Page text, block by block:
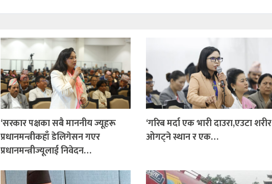
‘सरकार पक्षका सबै माननीय ज्यूहरू
प्रधानमन्त्रीकहाँ डेलिगेसन गएर
प्रधानमन्त्रीज्यूलाई निवेदन…
‘गरिब मर्दा एक भारी दाउरा,एउटा शरीर
ओगट्ने स्थान र एक…